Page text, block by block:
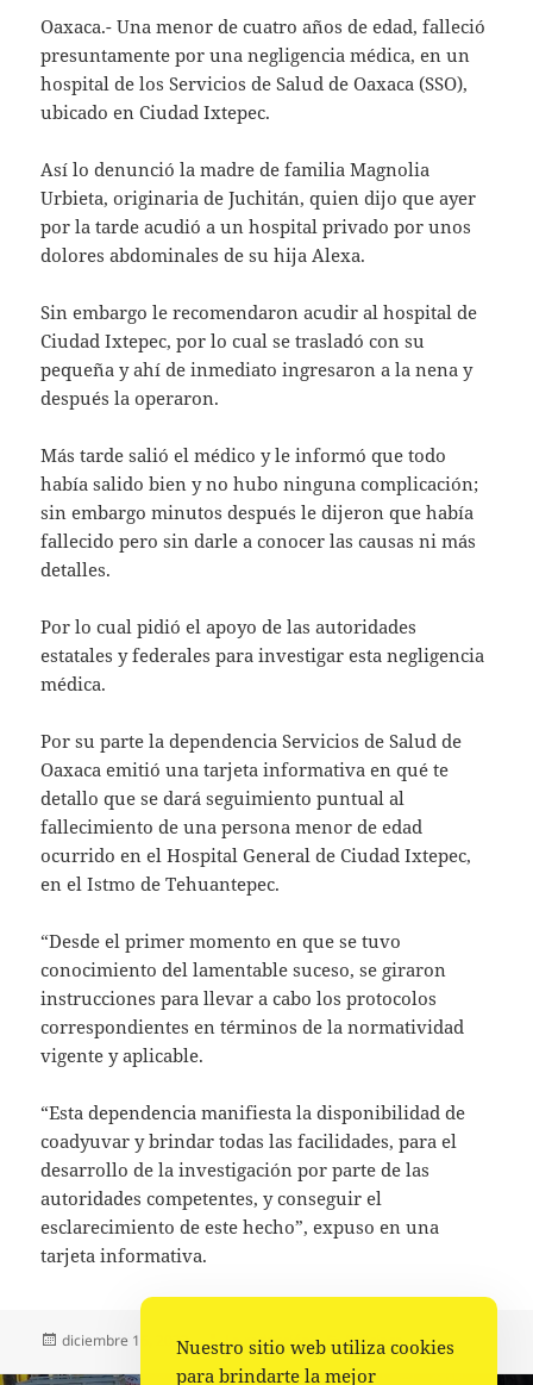
Oaxaca.- Una menor de cuatro años de edad, falleció
presuntamente por una negligencia médica, en un
hospital de los Servicios de Salud de Oaxaca (SSO),
ubicado en Ciudad Ixtepec.
Así lo denunció la madre de familia Magnolia
Urbieta, originaria de Juchitán, quien dijo que ayer
por la tarde acudió a un hospital privado por unos
dolores abdominales de su hija Alexa.
Sin embargo le recomendaron acudir al hospital de
Ciudad Ixtepec, por lo cual se trasladó con su
pequeña y ahí de inmediato ingresaron a la nena y
después la operaron.
Más tarde salió el médico y le informó que todo
había salido bien y no hubo ninguna complicación;
sin embargo minutos después le dijeron que había
fallecido pero sin darle a conocer las causas ni más
detalles.
Por lo cual pidió el apoyo de las autoridades
estatales y federales para investigar esta negligencia
médica.
Por su parte la dependencia Servicios de Salud de
Oaxaca emitió una tarjeta informativa en qué te
detallo que se dará seguimiento puntual al
fallecimiento de una persona menor de edad
ocurrido en el Hospital General de Ciudad Ixtepec,
en el Istmo de Tehuantepec.
“Desde el primer momento en que se tuvo
conocimiento del lamentable suceso, se giraron
instrucciones para llevar a cabo los protocolos
correspondientes en términos de la normatividad
vigente y aplicable.
“Esta dependencia manifiesta la disponibilidad de
coadyuvar y brindar todas las facilidades, para el
desarrollo de la investigación por parte de las
autoridades competentes, y conseguir el
esclarecimiento de este hecho”, expuso en una
tarjeta informativa.
Publicado
diciembre 16, 2022 Autor
La redacción Categorías
Policiaca
Nuestro sitio web utiliza cookies
para brindarte la mejor